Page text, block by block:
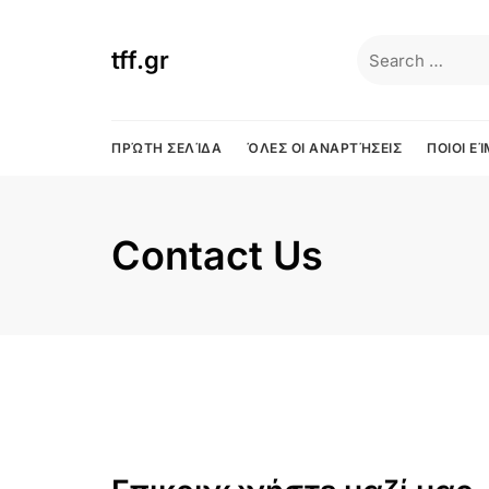
tff.gr
for:
ΠΡΏΤΗ ΣΕΛΊΔΑ ΌΛΕΣ ΟΙ ΑΝΑΡΤΉΣΕΙΣ ΠΟΙΟΙ
Contact Us